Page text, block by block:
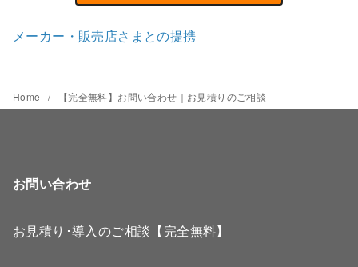
メーカー・販売店さまとの提携
Home 【完全無料】お問い合わせ｜お見積りのご相談
お問い合わせ
お見積り･導入のご相談【完全無料】